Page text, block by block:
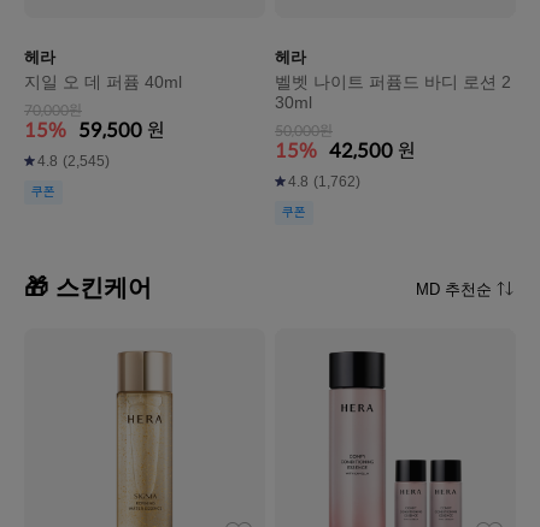
헤라
지일 오 데 퍼퓸 40ml
70,000원
15% 59,500 원
4.8 (2,545)
쿠폰
헤라
벨벳 나이트 퍼퓸드 바디 로션 2
30ml
50,000원
15% 42,500 원
4.8 (1,762)
쿠폰
🎁 스킨케어 MD 추천순